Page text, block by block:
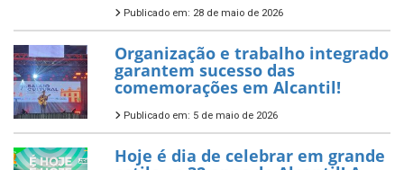
Publicado em: 28 de maio de 2026
Organização e trabalho integrado
garantem sucesso das
comemorações em Alcantil!
Publicado em: 5 de maio de 2026
Hoje é dia de celebrar em grande